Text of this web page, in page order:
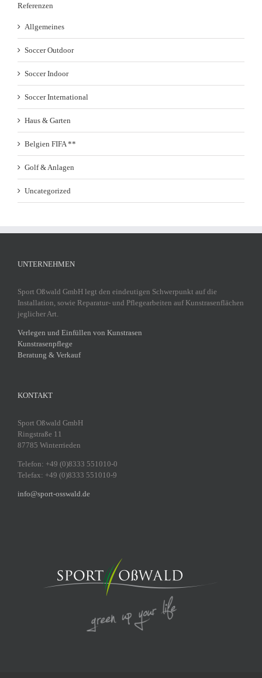
Referenzen
Allgemeines
Soccer Outdoor
Soccer Indoor
Soccer International
Haus & Garten
Belgien FIFA **
Golf & Anlagen
Uncategorized
UNTERNEHMEN
Sport Oßwald GmbH legt den eindeutigen Schwerpunkt auf die
Installation, sowie Reparatur- und Pflegearbeiten auf Kunstrasenflächen
jeglicher Art.
Verlegen und Einfüllen von Kunstrasen
Kunstrasenpflege
Beratung & Verkauf
KONTAKT
Sport Oßwald GmbH
Ringstraße 11
87785 Winterrieden
Telefon: +49 (0)8333 551010-0
Telefax: +49 (0)8333 551010-9
info@sport-osswald.de